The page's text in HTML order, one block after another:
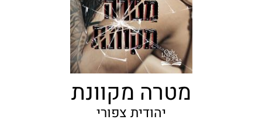
מטרה מקוונת
יהודית צפורי